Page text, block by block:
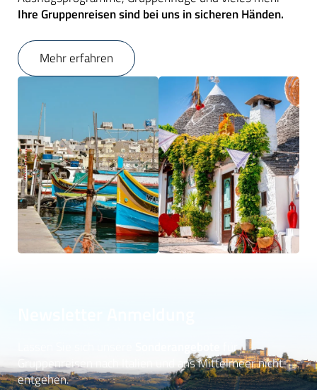
Ihre Gruppenreisen sind bei uns in sicheren Händen.
Mehr erfahren
für
Gruppenreisen nach Italien und ans Mittelmeer nicht
entgehen.